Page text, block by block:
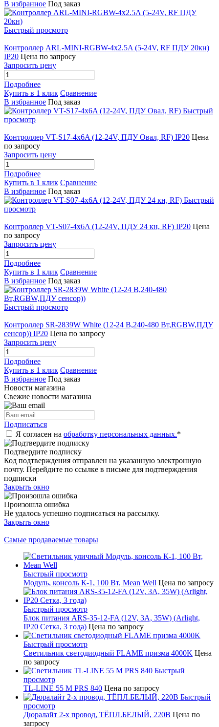
В избранное Под заказ
Быстрый просмотр
Контроллер ARL-MINI-RGBW-4x2.5A (5-24V, RF ПДУ 20кн)
IP20 Цена по запросу
Запросить цену
Подробнее
Купить в 1 клик Сравнение
В избранное Под заказ
Быстрый
просмотр
Контроллер VT-S17-4x6A (12-24V, ПДУ Овал, RF) IP20 Цена
по запросу
Запросить цену
Подробнее
Купить в 1 клик Сравнение
В избранное Под заказ
Быстрый
просмотр
Контроллер VT-S07-4x6A (12-24V, ПДУ 24 кн, RF) IP20 Цена
по запросу
Запросить цену
Подробнее
Купить в 1 клик Сравнение
В избранное Под заказ
Быстрый просмотр
Контроллер SR-2839W White (12-24 В,240-480 Вт,RGBW,ПДУ
сенсор)) IP20 Цена по запросу
Запросить цену
Подробнее
Купить в 1 клик Сравнение
В избранное Под заказ
Новости магазина
Свежие новости магазина
Подписаться
Я согласен на обработку персональных данных.*
Подтвердите подписку
Код подтверждения отправлен на указанную электронную
почту. Перейдите по ссылке в письме для подтверждения
подписки
Закрыть окно
Произошла ошибка
Не удалось успешно подписаться на рассылку.
Закрыть окно
Самые продаваемые товары
Быстрый просмотр
Модуль, консоль К-1, 100 Вт, Mean Well Цена по запросу
Быстрый просмотр
Блок питания ARS-35-12-FA (12V, 3A, 35W) (Arlight,
IP20 Сетка, 3 года) Цена по запросу
Быстрый просмотр
Светильник светодиодный FLAME призма 4000K Цена
по запросу
Быстрый
просмотр
TL-LINE 55 M PRS 840 Цена по запросу
Быстрый
просмотр
Дюралайт 2-х провод, ТЁПЛ.БЕЛЫЙ, 220В Цена по
запросу